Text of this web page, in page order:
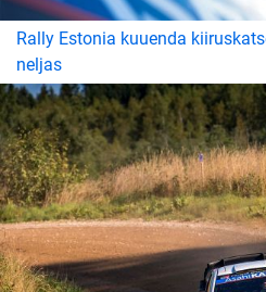
Rally Estonia kuuenda
neljas